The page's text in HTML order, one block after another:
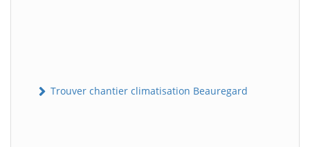
Trouver chantier climatisation Beauregard